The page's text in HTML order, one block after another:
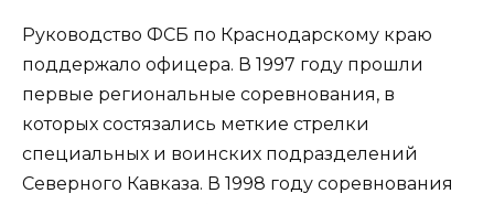
Руководство ФСБ по Краснодарскому краю
поддержало офицера. В 1997 году прошли
первые региональные соревнования, в
которых состязались меткие стрелки
специальных и воинских подразделений
Северного Кавказа. В 1998 году соревнования